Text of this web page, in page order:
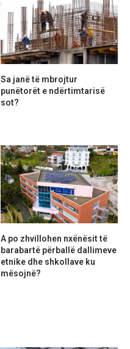
Sa janë të mbrojtur
punëtorët e ndërtimtarisë
sot?
A po zhvillohen nxënësit të
barabartë përballë dallimeve
etnike dhe shkollave ku
mësojnë?